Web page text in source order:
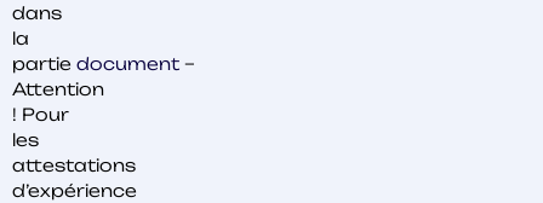
dans
la
partie document –
Attention
! Pour
les
attestations
d’expérience